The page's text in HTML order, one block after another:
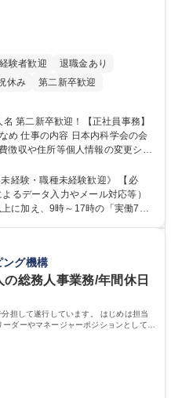
験者歓迎
退職金あり
休み 第二新卒歓迎
会の会
徴収や住所等個人情報の変更シス
。将来的には、各種委員会の運
【会員管理・データ
個人情報のシステム登録・更新
確認 【問い合わせ対応】 ・会員
め
経験・職種未経験歓迎》 【必
るデータ入力やメール対応等）
ング機構
の総務人事業務/年間休日
担して遂行しています。 はじめは担当
ダーやマネージャーポジションとして活